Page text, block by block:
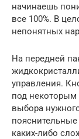
начинаешь
все 100%. В
непонятных
На передней
управления.
под некоторым
выбора
каких-либо